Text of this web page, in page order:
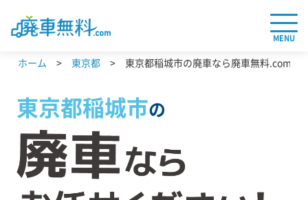
MENU
ホーム 東京都 東京都稲城市の廃車なら廃車無料.com
東京都稲城市の